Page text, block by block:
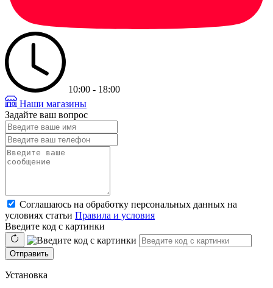
10:00 - 18:00
Наши магазины
Задайте ваш вопрос
Соглашаюсь на обработку персональных данных на
условиях статьи Правила и условия
Введите код с картинки
Отправить
Установка